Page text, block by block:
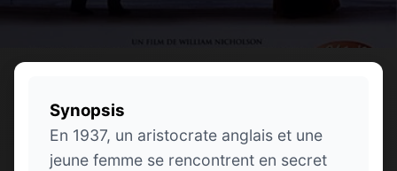
Synopsis
En 1937, un aristocrate anglais et une
jeune femme se rencontrent en secret